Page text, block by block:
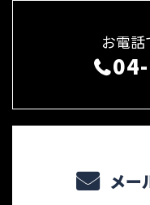
お電
メー